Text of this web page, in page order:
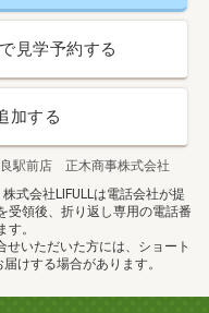
見学予約する
加する
駅前店 正木商事株式会社
式会社LIFULLは電話会社が提
受領後、折り返し専用の電話番
。
いただいた方には、ショート
けする場合があります。